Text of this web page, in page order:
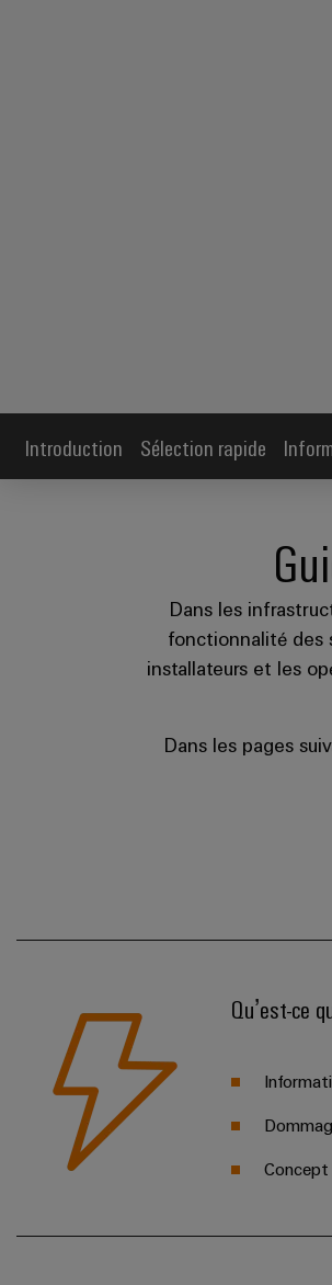
Introduction Sélection rapide
Dans les
fonctionnalité des
installateurs et les
Dans les pages
Qu’est-ce